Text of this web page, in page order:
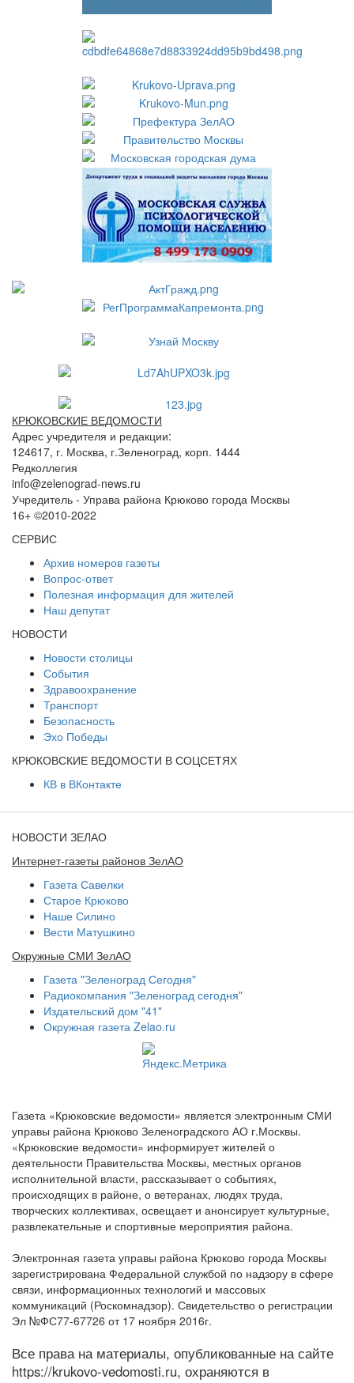
КРЮКОВСКИЕ ВЕДОМОСТИ
Адрес учредителя и редакции:
124617, г. Москва, г.Зеленоград, корп. 1444
Редколлегия
info@zelenograd-news.ru
Учредитель - Управа района Крюково города Москвы
16+ ©2010-2022
СЕРВИС
Архив номеров газеты
Вопрос-ответ
Полезная информация для жителей
Наш депутат
НОВОСТИ
Новости столицы
События
Здравоохранение
Транспорт
Безопасность
Эхо Победы
КРЮКОВСКИЕ ВЕДОМОСТИ В СОЦСЕТЯХ
КВ в ВКонтакте
НОВОСТИ ЗЕЛАО
Интернет-газеты районов ЗелАО
Газета Савелки
Старое Крюково
Наше Силино
Вести Матушкино
Окружные СМИ ЗелАО
Газета "Зеленоград Сегодня"
Радиокомпания "Зеленоград сегодня"
Издательский дом "41"
Окружная газета Zelao.ru
Газета «Крюковские ведомости» является электронным СМИ
управы района Крюково Зеленоградского АО г.Москвы.
«Крюковские ведомости» информирует жителей о
деятельности Правительства Москвы, местных органов
исполнительной власти, рассказывает о событиях,
происходящих в районе, о ветеранах, людях труда,
творческих коллективах, освещает и анонсирует культурные,
развлекательные и спортивные мероприятия района.
Электронная газета управы района Крюково города Москвы
зарегистрирована Федеральной службой по надзору в сфере
связи, информационных технологий и массовых
коммуникаций (Роскомнадзор). Свидетельство о регистрации
Эл №ФС77-67726 от 17 ноября 2016г.
Все права на материалы, опубликованные на сайте
https://krukovo-vedomosti.ru, охраняются в